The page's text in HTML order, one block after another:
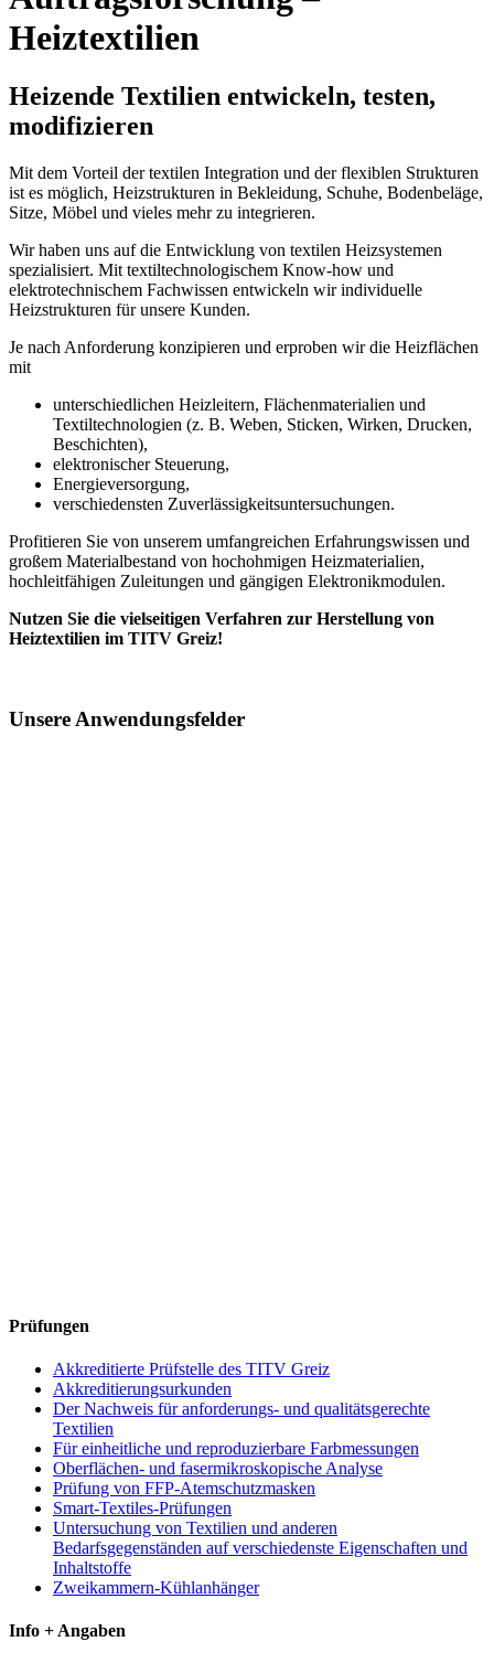
Heiztextilien
Heizende Textilien entwickeln, testen,
modifizieren
Mit dem Vorteil der textilen Integration und der flexiblen Strukturen
ist es möglich, Heizstrukturen in Bekleidung, Schuhe, Bodenbeläge,
Sitze, Möbel und vieles mehr zu integrieren.
Wir haben uns auf die Entwicklung von textilen Heizsystemen
spezialisiert. Mit textiltechnologischem Know-how und
elektrotechnischem Fachwissen entwickeln wir individuelle
Heizstrukturen für unsere Kunden.
Je nach Anforderung konzipieren und erproben wir die Heizflächen
mit
unterschiedlichen Heizleitern, Flächenmaterialien und
Textiltechnologien (z. B. Weben, Sticken, Wirken, Drucken,
Beschichten),
elektronischer Steuerung,
Energieversorgung,
verschiedensten Zuverlässigkeitsuntersuchungen.
Profitieren Sie von unserem umfangreichen Erfahrungswissen und
großem Materialbestand von hochohmigen Heizmaterialien,
hochleitfähigen Zuleitungen und gängigen Elektronikmodulen.
Nutzen Sie die vielseitigen Verfahren zur Herstellung von
Heiztextilien im TITV Greiz!
Unsere Anwendungsfelder
Prüfungen
Akkreditierte Prüfstelle des TITV Greiz
Akkreditierungsurkunden
Der Nachweis für anforderungs- und qualitätsgerechte
Textilien
Für einheitliche und reproduzierbare Farbmessungen
Oberflächen- und fasermikroskopische Analyse
Prüfung von FFP-Atemschutzmasken
Smart-Textiles-Prüfungen
Untersuchung von Textilien und anderen
Bedarfsgegenständen auf verschiedenste Eigenschaften und
Inhaltstoffe
Zweikammern-Kühlanhänger
Info + Angaben